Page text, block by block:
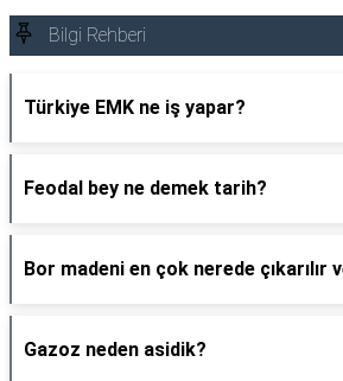
Bilgi Rehberi
Türkiye EMK ne iş yapar?
Feodal bey ne demek tarih?
Bor madeni en çok nerede çıkarılır
Gazoz neden asidik?